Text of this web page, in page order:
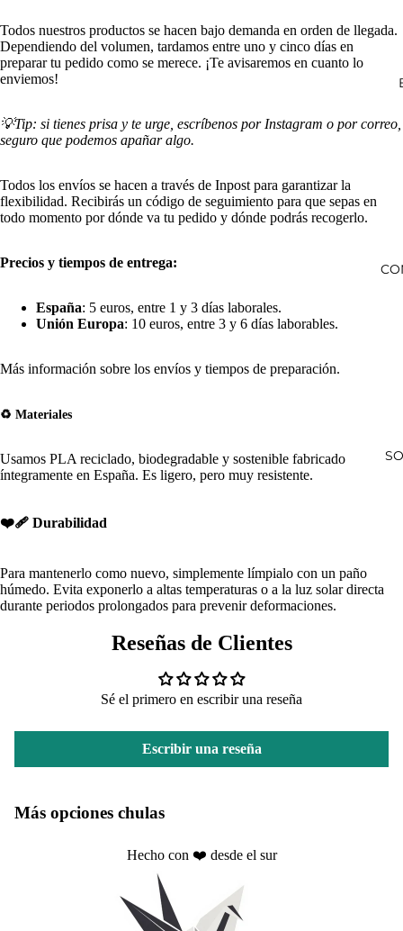
Todos nuestros productos se hacen bajo demanda en orden de llegada.
Dependiendo del volumen, tardamos entre uno y cinco días en
preparar tu pedido como se merece. ¡Te avisaremos en cuanto lo
enviemos!
💡Tip: si tienes prisa y te urge, escríbenos por Instagram o por correo
seguro que podemos apañar algo.
Todos los envíos se hacen a través de Inpost para garantizar la
flexibilidad. Recibirás un código de seguimiento para que sepas en
todo momento por dónde va tu pedido y dónde podrás recogerlo.
Precios y tiempos de entrega:
España: 5 euros, entre 1 y 3 días laborales.
Unión Europa: 10 euros, entre 3 y 6 días laborables.
Más información sobre los envíos y tiempos de preparación.
♻️ Materiales
Usamos PLA reciclado, biodegradable y sostenible fabricado
íntegramente en España. Es ligero, pero muy resistente.
❤️🩹 Durabilidad
Para mantenerlo como nuevo, simplemente límpialo con un paño
húmedo. Evita exponerlo a altas temperaturas o a la luz solar directa
durante periodos prolongados para prevenir deformaciones.
Reseñas de Clientes
Sé el primero en escribir una reseña
Escribir una reseña
Más opciones chulas
Hecho con ❤️ desde el sur